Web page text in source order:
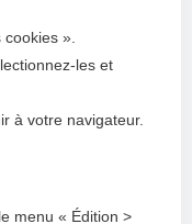
cookies ».
les et
à votre navigateur.
menu « Édition >